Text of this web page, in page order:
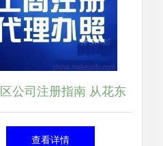
公司注册指南 从花东
狮岭皮革城的创业必修
查看详情